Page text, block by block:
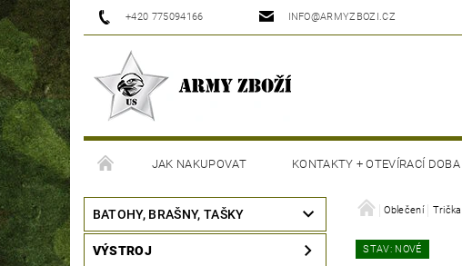
+420 775094166 INFO@ARMYZBOZI.CZ
JAK NAKUPOVAT KONTAKTY + OTEVÍRACÍ DOBA
MOJE OBJEDNÁVKA
BATOHY, BRAŠNY, TAŠKY
VÝSTROJ
Oblečení Trička
STAV: NOVÉ